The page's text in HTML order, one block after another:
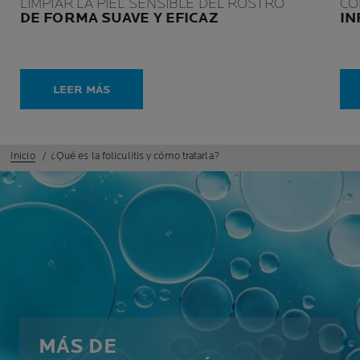
DE FORMA SUAVE Y EFICAZ
LEER MÁS
Inicio ¿Qué es la foliculitis y cómo tratarla?
MÁS DE